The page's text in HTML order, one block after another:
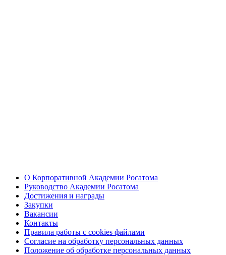
О Корпоративной Академии Росатома
Руководство Академии Росатома
Достижения и награды
Закупки
Вакансии
Контакты
Правила работы с cookies файлами
Согласие на обработку персональных данных
Положение об обработке персональных данных